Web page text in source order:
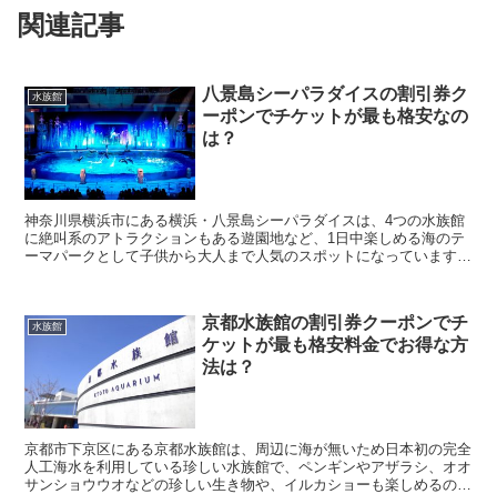
関連記事
水族館
八景島シーパラダイスの割引券ク
ーポンでチケットが最も格安なの
は？
神奈川県横浜市にある横浜・八景島シーパラダイスは、4つの水族館
に絶叫系のアトラクションもある遊園地など、1日中楽しめる海のテ
ーマパークとして子供から大人まで人気のスポットになっています。
水族館
京都水族館の割引券クーポンでチ
ケットが最も格安料金でお得な方
法は？
京都市下京区にある京都水族館は、周辺に海が無いため日本初の完全
人工海水を利用している珍しい水族館で、ペンギンやアザラシ、オオ
サンショウウオなどの珍しい生き物や、イルカショーも楽しめるの